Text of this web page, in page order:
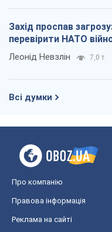
Захід проспав
перевірити НАТО
Леонід Невзлін 7,0 т.
Всі думки
Про компанію
Правова інформація
Реклама на сайті